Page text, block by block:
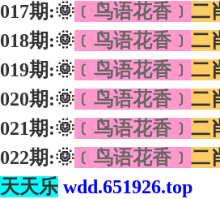
017期:🌞 ﹝鸟语花香﹞ 二
018期:🌞 ﹝鸟语花香﹞ 二
019期:🌞 ﹝鸟语花香﹞ 二
020期:🌞 ﹝鸟语花香﹞ 二
021期:🌞 ﹝鸟语花香﹞ 二
022期:🌞 ﹝鸟语花香﹞ 二
天天乐 wdd.651926.top